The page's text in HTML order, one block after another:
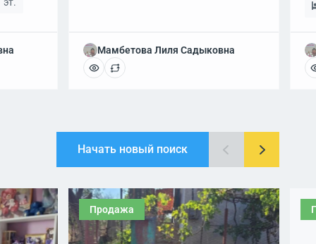
эт.
Мамбетова Лиля Садыковна
Начать новый поиск
Продажа